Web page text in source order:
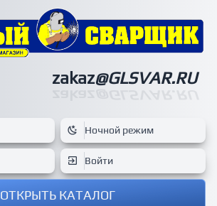
zakaz@GLSVAR.RU
Ночной режим
Войти
ОТКРЫТЬ КАТАЛОГ